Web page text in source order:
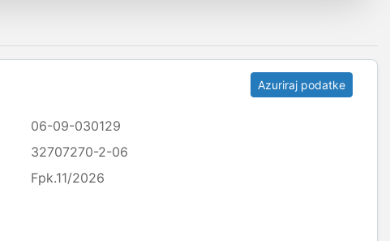
Azuriraj podatke
06-09-030129
32707270-2-06
Fpk.11/2026